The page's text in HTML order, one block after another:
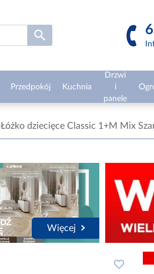
Przedpokój Kuchnia
Drzwi
i
panele
Łóżko dziecięce Classic 1+M Mix
Więcej